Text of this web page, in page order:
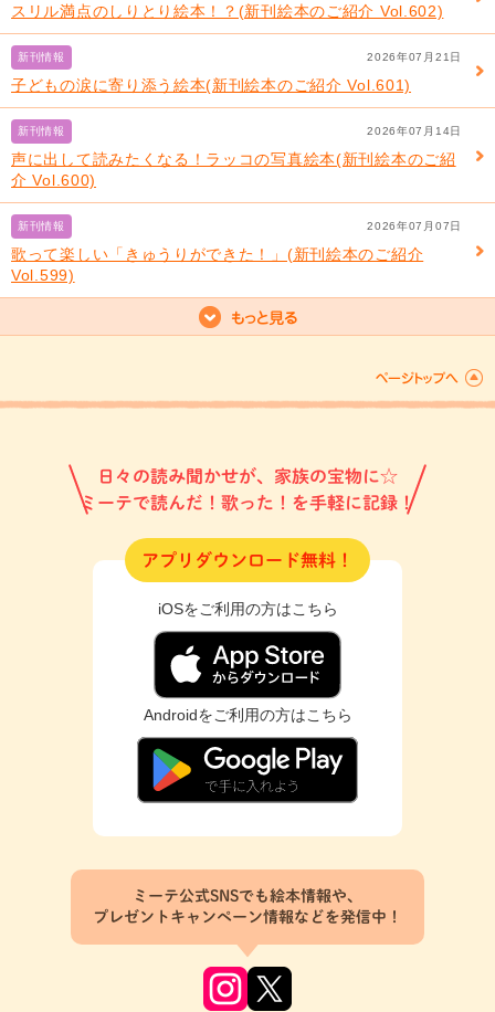
スリル満点のしりとり絵本！？(新刊絵本のご紹介 Vol.602)
2026年07月21日
新刊情報
子どもの涙に寄り添う絵本(新刊絵本のご紹介 Vol.601)
2026年07月14日
新刊情報
声に出して読みたくなる！ラッコの写真絵本(新刊絵本のご紹
介 Vol.600)
2026年07月07日
新刊情報
歌って楽しい「きゅうりができた！」(新刊絵本のご紹介
Vol.599)
日々の読み聞かせが、家族の宝物に☆
ミーテで読んだ！歌った！を手軽に記録！
アプリダウンロード無料！
iOSをご利用の方はこちら
Androidをご利用の方はこちら
ミーテ公式SNSでも絵本情報や、
プレゼントキャンペーン情報などを発信中！